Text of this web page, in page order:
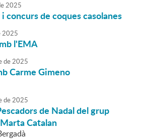
2025
concurs de coques casolanes
2025
l'EMA
de2025
Carme Gimeno
de2025
de Nadal del grup
Catalan